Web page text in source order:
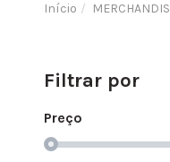
Início
Filtrar por
Preço